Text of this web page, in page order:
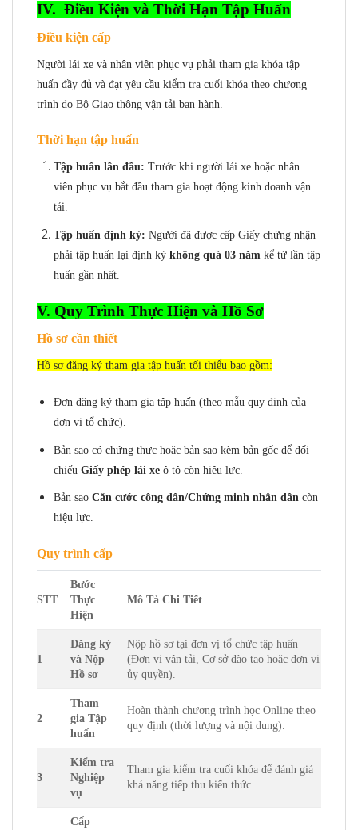
IV. Điều Kiện và Thời Hạn Tập Huấn
Điều kiện cấp
Người lái xe và nhân viên phục vụ phải tham gia khóa tập
huấn đầy đủ và đạt yêu cầu kiểm tra cuối khóa theo chương
trình do Bộ Giao thông vận tải ban hành.
Thời hạn tập huấn
Tập huấn lần đầu: Trước khi người lái xe hoặc nhân
viên phục vụ bắt đầu tham gia hoạt động kinh doanh vận
tải.
Tập huấn định kỳ: Người đã được cấp Giấy chứng nhận
phải tập huấn lại định kỳ không quá 03 năm kể từ lần tập
huấn gần nhất.
V. Quy Trình Thực Hiện và Hồ Sơ
Hồ sơ cần thiết
Hồ sơ đăng ký tham gia tập huấn tối thiểu bao gồm:
Đơn đăng ký tham gia tập huấn (theo mẫu quy định của
đơn vị tổ chức).
Bản sao có chứng thực hoặc bản sao kèm bản gốc để đối
chiếu Giấy phép lái xeô tô còn hiệu lực.
Bản sao Căn cước công dân/Chứng minh nhân dâncòn
hiệu lực.
Quy trình cấp
STT
Bước
Thực
Hiện
Mô Tả Chi Tiết
1
Đăng ký
và Nộp
Hồ sơ
Nộp hồ sơ tại đơn vị tổ chức tập huấn
(Đơn vị vận tải, Cơ sở đào tạo hoặc đơn vị
ủy quyền).
2
Tham
gia Tập
huấn
Hoàn thành chương trình học Online theo
quy định (thời lượng và nội dung).
3
Kiểm tra
Nghiệp
vụ
Tham gia kiểm tra cuối khóa để đánh giá
khả năng tiếp thu kiến thức.
Cấp